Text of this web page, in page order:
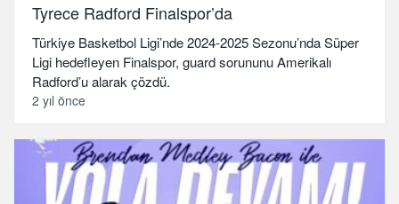
Tyrece Radford Finalspor’da
Türkiye Basketbol Ligi’nde 2024-2025 Sezonu’nda Süper
Ligi hedefleyen Finalspor, guard sorununu Amerikalı
Radford’u alarak çözdü.
2 yıl önce